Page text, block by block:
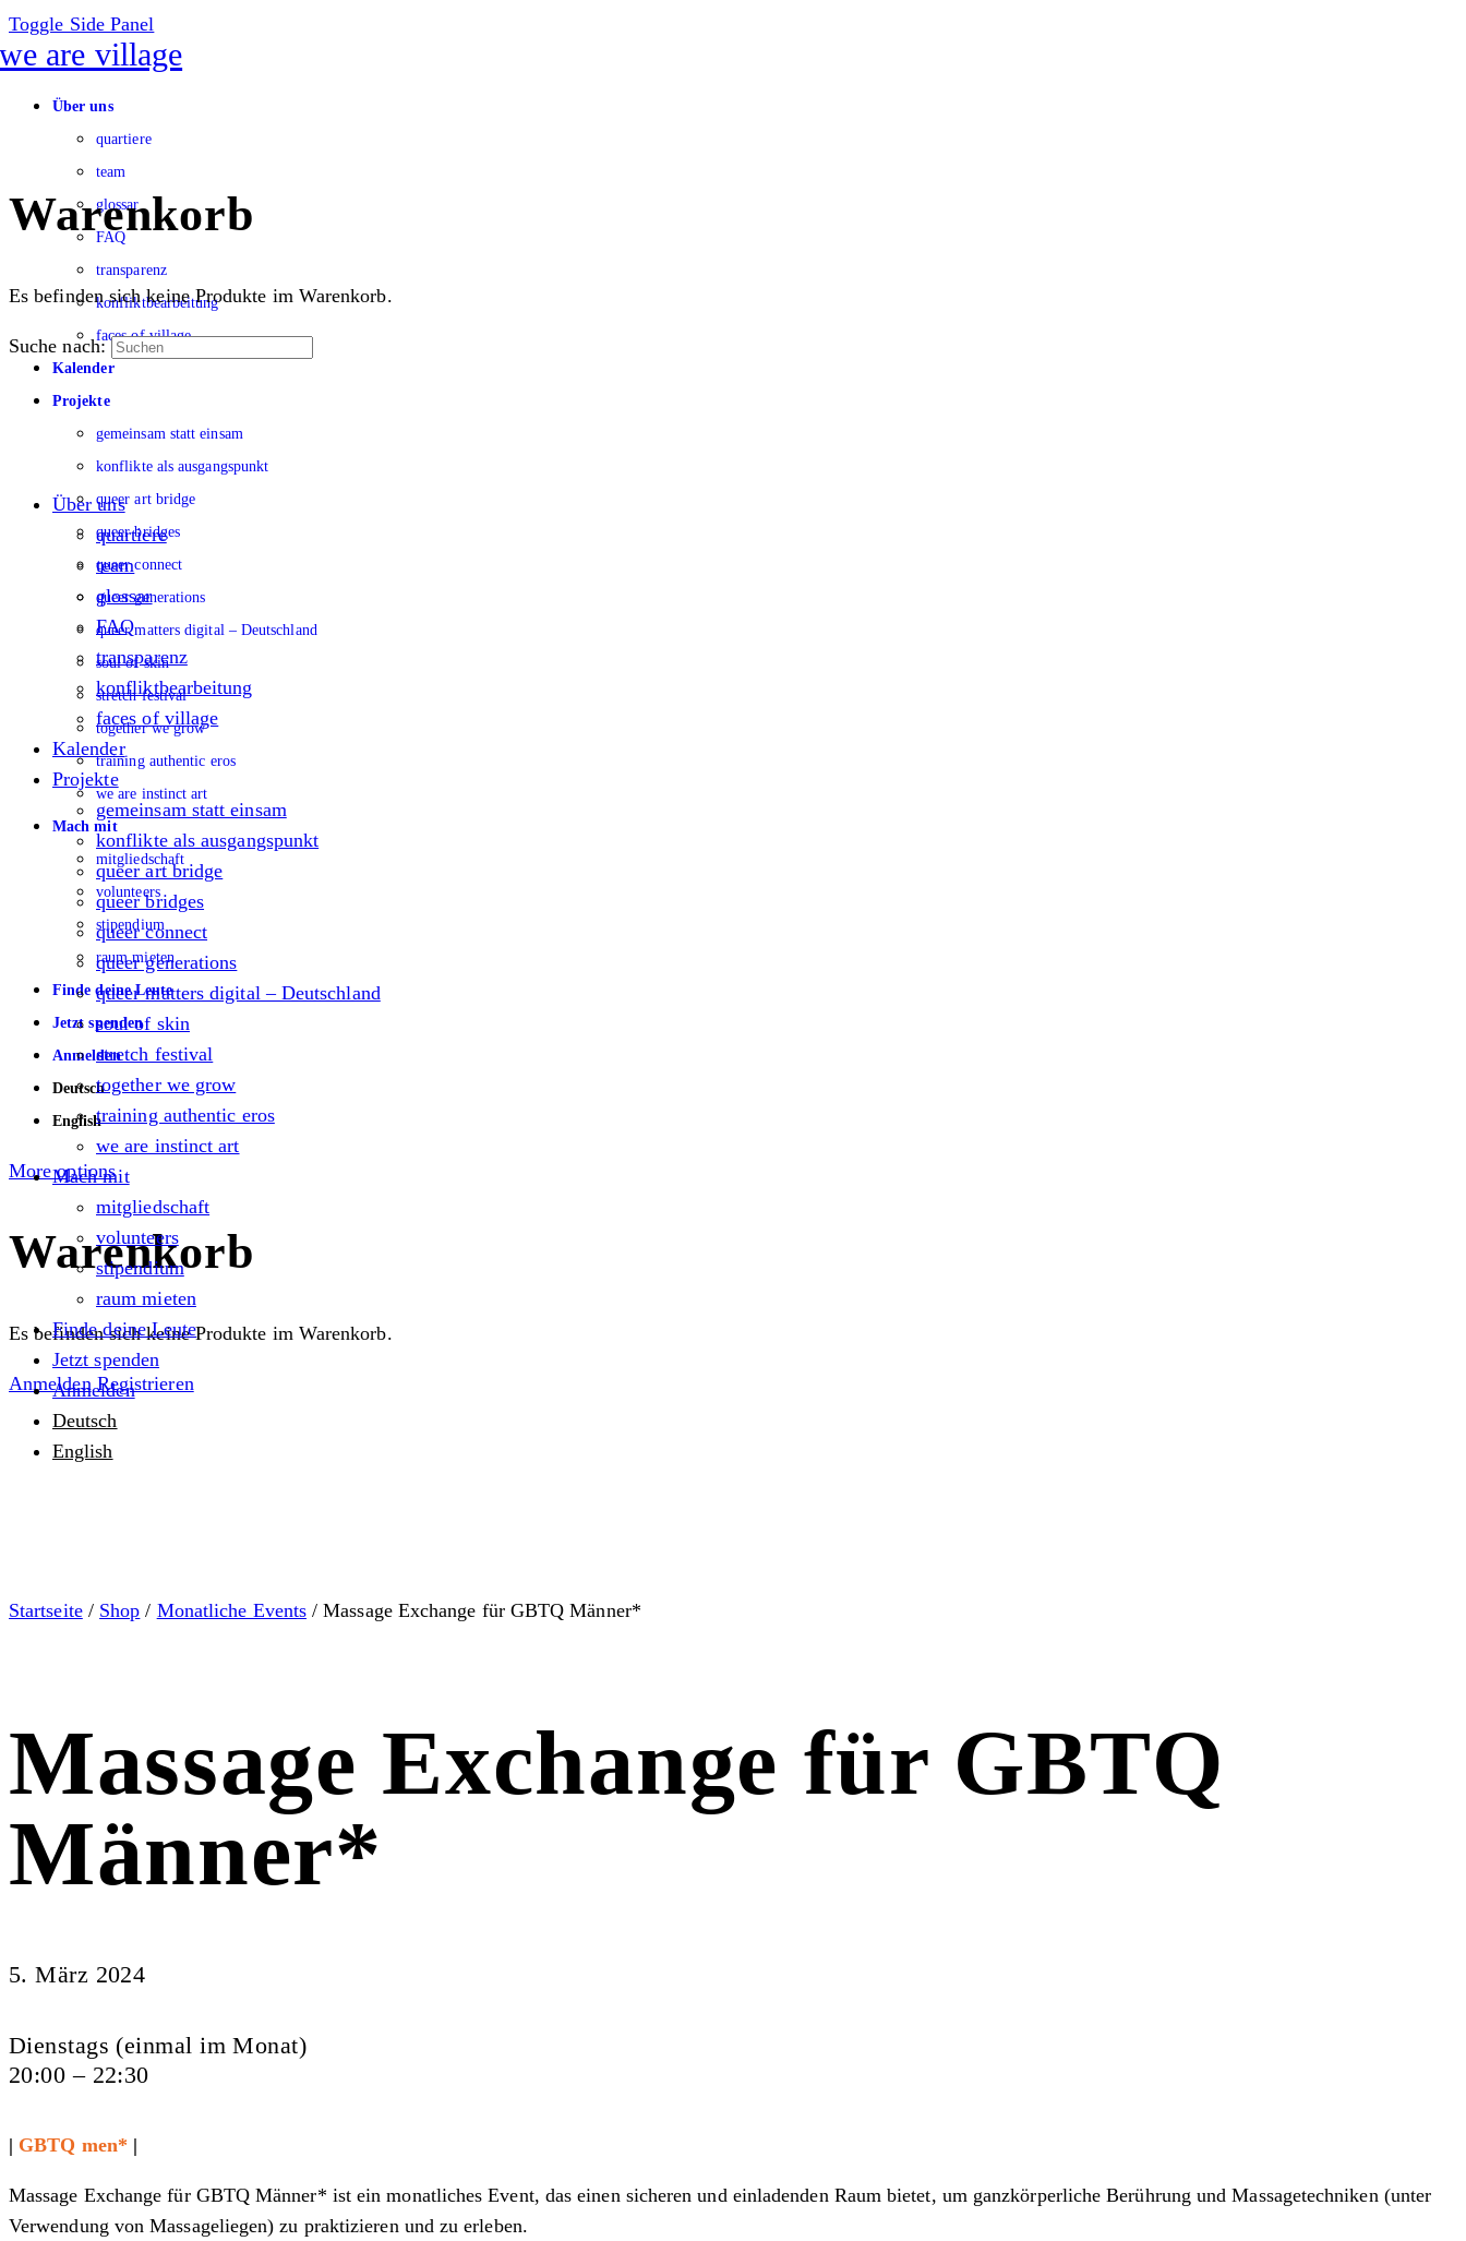
Toggle Side Panel
Über uns
quartiere
team
glossar
FAQ
transparenz
konfliktbearbeitung
faces of village
Kalender
Projekte
gemeinsam statt einsam
konflikte als ausgangspunkt
queer art bridge
queer bridges
queer connect
queer generations
queer matters digital – Deutschland
soul of skin
stretch festival
together we grow
training authentic eros
we are instinct art
Mach mit
mitgliedschaft
volunteers
stipendium
raum mieten
Finde deine Leute
Jetzt spenden
Anmelden
Deutsch
English
More options
Warenkorb
Es befinden sich keine Produkte im Warenkorb.
Anmelden Registrieren
Warenkorb
Es befinden sich keine Produkte im Warenkorb.
Suche nach:
Über uns
quartiere
team
glossar
FAQ
transparenz
konfliktbearbeitung
faces of village
Kalender
Projekte
gemeinsam statt einsam
konflikte als ausgangspunkt
queer art bridge
queer bridges
queer connect
queer generations
queer matters digital – Deutschland
soul of skin
stretch festival
together we grow
training authentic eros
we are instinct art
Mach mit
mitgliedschaft
volunteers
stipendium
raum mieten
Finde deine Leute
Jetzt spenden
Anmelden
Deutsch
English
Startseite/ Shop / Monatliche Events / Massage Exchange für GBTQ Männer*
Massage Exchange für GBTQ
Männer*
5. März 2024
Dienstags (einmal im Monat)
20:00 – 22:30
| GBTQ men* |
Massage Exchange für GBTQ Männer* ist ein monatliches Event, das einen sicheren und einladenden Raum bietet, um ganzkörperliche Berührung und Massagetechniken (unter
Verwendung von Massageliegen) zu praktizieren und zu erleben.